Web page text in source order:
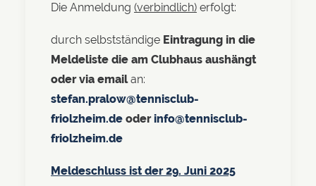
Die Anmeldung (verbindlich) erfolgt:
durch selbstständige Eintragung in die
Meldeliste die am Clubhaus aushängt
oder via emailan:
stefan.pralow@tennisclub-
friolzheim.de oderinfo@tennisclub-
friolzheim.de
Meldeschluss ist der 29. Juni 2025